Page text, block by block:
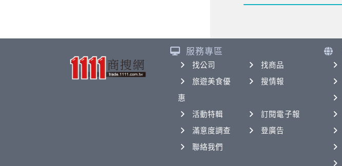
服務專區
找公司
找商品
旅遊美食優
惠
搜情報
活動特輯
訂閱電子報
滿意度調查
登廣告
聯絡我們